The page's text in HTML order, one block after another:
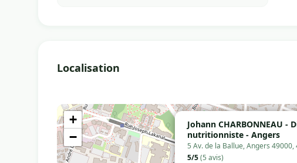
Localisation
Johann CHARBONNEAU -
nutritionniste - Angers
5 Av. de la Ballue, Angers 49000,
5/5(5 avis)
+
−